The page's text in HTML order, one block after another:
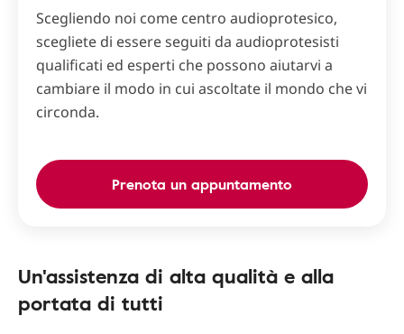
Scegliendo noi come centro audioprotesico,
scegliete di essere seguiti da audioprotesisti
qualificati ed esperti che possono aiutarvi a
cambiare il modo in cui ascoltate il mondo che vi
circonda.
Prenota un appuntamento
Un'assistenza di alta qualità e alla
portata di tutti